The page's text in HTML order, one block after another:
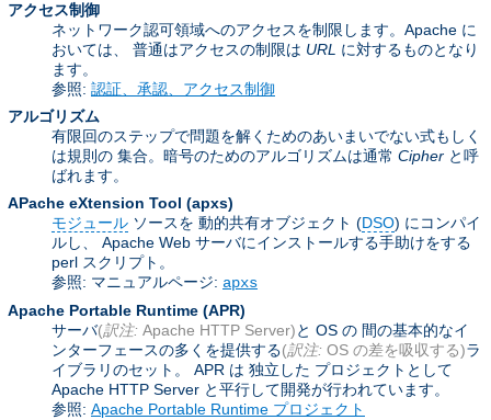
アクセス制御
ネットワーク認可領域へのアクセスを制限します。Apache に
おいては、 普通はアクセスの制限は URL に対するものとなり
ます。
参照: 認証、承認、アクセス制御
アルゴリズム
有限回のステップで問題を解くためのあいまいでない式もしく
は規則の 集合。暗号のためのアルゴリズムは通常 Cipher と呼
ばれます。
APache eXtension Tool (apxs)
モジュール ソースを 動的共有オブジェクト (DSO) にコンパイ
ルし、 Apache Web サーバにインストールする手助けをする
perl スクリプト。
参照: マニュアルページ: apxs
Apache Portable Runtime (APR)
サーバ(訳注: Apache HTTP Server)と OS の 間の基本的なイ
ンターフェースの多くを提供する(訳注: OS の差を吸収する)ラ
イブラリのセット。 APR は 独立した プロジェクトとして
Apache HTTP Server と平行して開発が行われています。
参照: Apache Portable Runtime プロジェクト